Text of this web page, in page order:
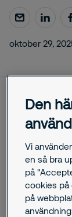
oktober 29,
Securitas
träelefanter.
skapa
55 elefanter
I Afrikas
djur mot
elefanter
Den
Vi
en så bra
på
cookies på
på